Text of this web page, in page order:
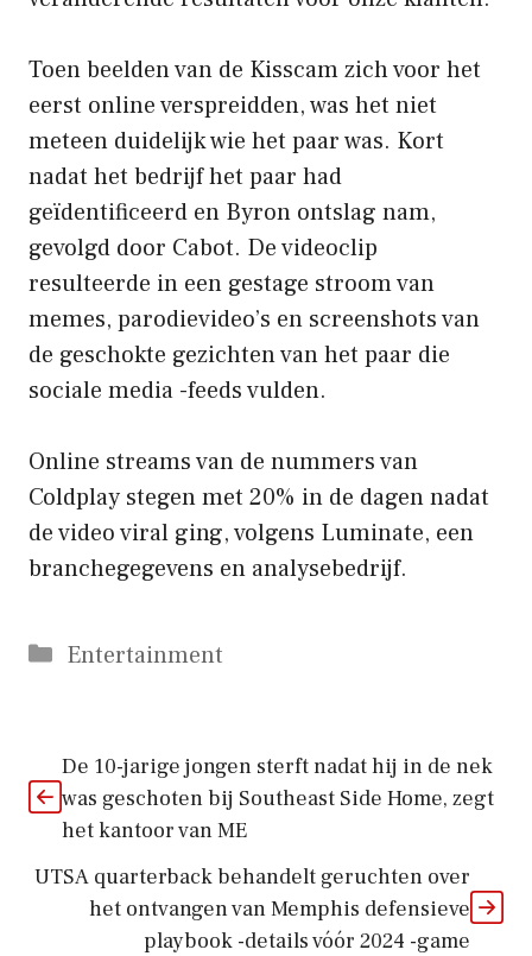
Toen beelden van de Kisscam zich voor het
eerst online verspreidden, was het niet
meteen duidelijk wie het paar was. Kort
nadat het bedrijf het paar had
geïdentificeerd en Byron ontslag nam,
gevolgd door Cabot. De videoclip
resulteerde in een gestage stroom van
memes, parodievideo’s en screenshots van
de geschokte gezichten van het paar die
sociale media -feeds vulden.
Online streams van de nummers van
Coldplay stegen met 20% in de dagen nadat
de video viral ging, volgens Luminate, een
branchegegevens en analysebedrijf.
Categorieën
Entertainment
De 10-jarige jongen sterft nadat hij in de nek
was geschoten bij Southeast Side Home, zegt
het kantoor van ME
UTSA quarterback behandelt geruchten over
het ontvangen van Memphis defensieve
playbook -details vóór 2024 -game